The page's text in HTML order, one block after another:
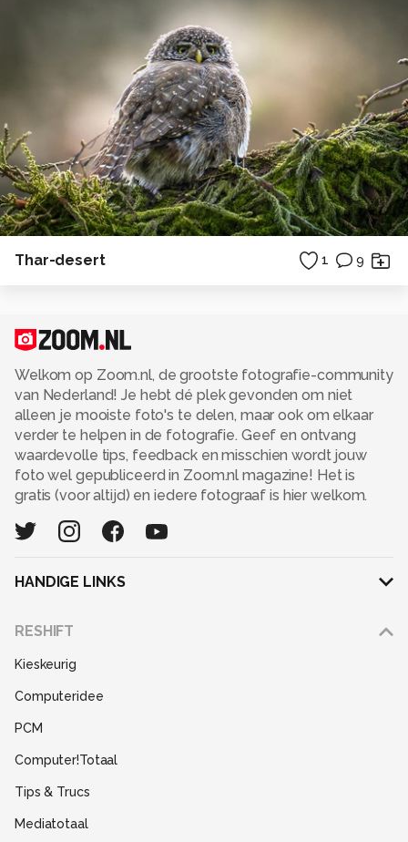
Thar-desert 1 9
Welkom op Zoom.nl, de grootste fotografie-community
van Nederland! Je hebt dé plek gevonden om niet
alleen je mooiste foto's te delen, maar ook om elkaar
verder te helpen in de fotografie. Geef en ontvang
waardevolle tips, feedback en misschien wordt jouw
foto wel gepubliceerd in Zoom.nl magazine! Het is
gratis (voor altijd) en iedere fotograaf is hier welkom.
HANDIGE LINKS
RESHIFT
Kieskeurig
Computeridee
PCM
Computer!Totaal
Tips & Trucs
Mediatotaal